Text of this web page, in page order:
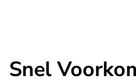
Snel